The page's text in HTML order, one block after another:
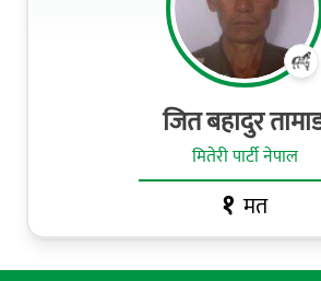
जित बहादुर
मितेरी पार्टी नेपाल
१ मत